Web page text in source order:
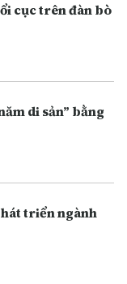
cục trên đàn bò
di sản” bằng
triển ngành